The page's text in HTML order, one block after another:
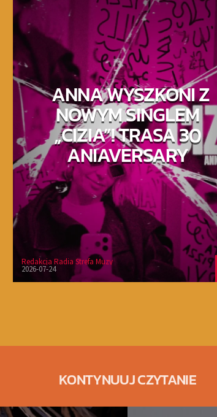
ANNA WYSZKONI Z
NOWYM SINGLEM
„CIZIA”! TRASA 30
ANIAVERSARY
Redakcja Radia Strefa Muzy
2026-07-24
KONTYNUUJ CZYTANIE